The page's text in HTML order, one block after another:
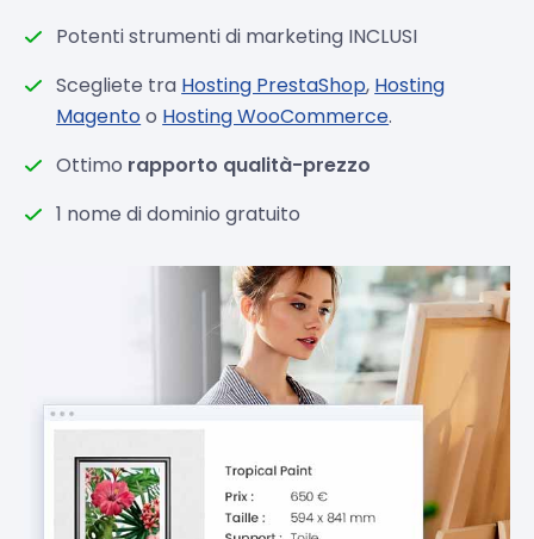
Potenti strumenti di marketing INCLUSI
Scegliete tra Hosting PrestaShop, Hosting
Magentoo Hosting WooCommerce.
Ottimo rapporto qualità-prezzo
1 nome di dominio gratuito